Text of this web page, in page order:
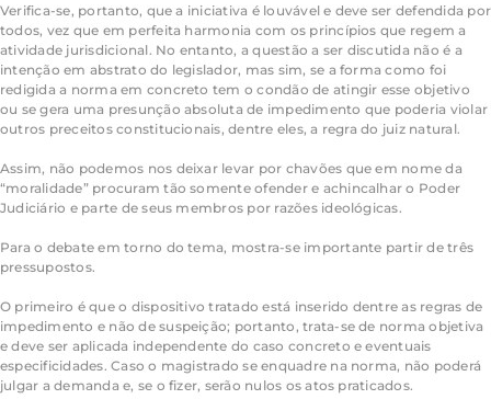
Verifica-se, portanto, que a iniciativa é louvável e deve ser defendida por
todos, vez que em perfeita harmonia com os princípios que regem a
atividade jurisdicional. No entanto, a questão a ser discutida não é a
intenção em abstrato do legislador, mas sim, se a forma como foi
redigida a norma em concreto tem o condão de atingir esse objetivo
ou se gera uma presunção absoluta de impedimento que poderia violar
outros preceitos constitucionais, dentre eles, a regra do juiz natural.
Assim, não podemos nos deixar levar por chavões que em nome da
“moralidade” procuram tão somente ofender e achincalhar o Poder
Judiciário e parte de seus membros por razões ideológicas.
Para o debate em torno do tema, mostra-se importante partir de três
pressupostos.
O primeiro é que o dispositivo tratado está inserido dentre as regras de
impedimento e não de suspeição; portanto, trata-se de norma objetiva
e deve ser aplicada independente do caso concreto e eventuais
especificidades. Caso o magistrado se enquadre na norma, não poderá
julgar a demanda e, se o fizer, serão nulos os atos praticados.